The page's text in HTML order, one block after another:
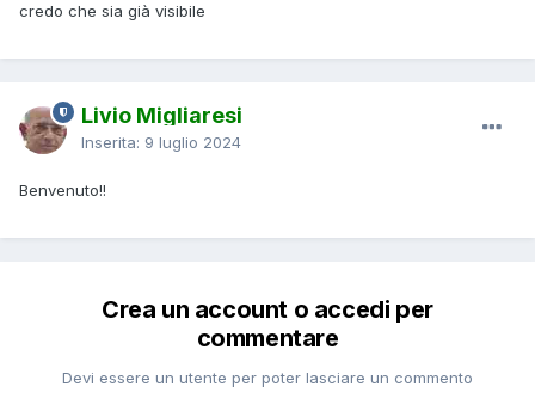
credo che sia già visibile
Livio Migliaresi
Inserita: 9 luglio 2024
Benvenuto!!
Crea un account o accedi per
commentare
Devi essere un utente per poter lasciare un commento